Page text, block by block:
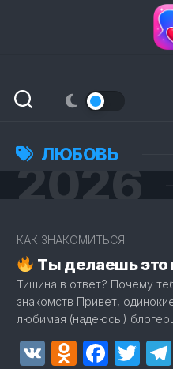
ЛЮБОВЬ
2026
КАК ЗНАКОМИТЬСЯ
Ты делаешь это
Тишина в ответ? Почему
знакомств Привет,
любимая (надеюсь!)
VK